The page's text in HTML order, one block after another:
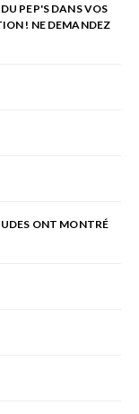
PEP'S DANS VOS
! NE DEMANDEZ
ONT MONTRÉ